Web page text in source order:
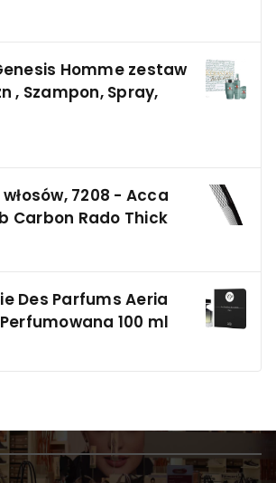
Homme zestaw
, Szampon, Spray,
7208 - Acca
Carbon Rado Thick
Des Parfums Aeria
100 ml